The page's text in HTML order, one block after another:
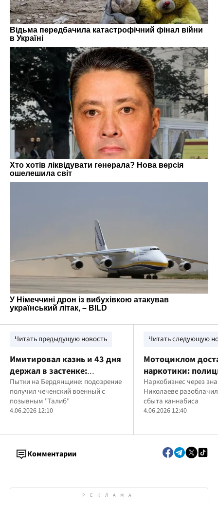
Читать предыдущую новость
Имитировал казнь и 43 дня
держал в застенке:
оккупанту из Чечни
сообщили о подозрении
Пытки на Бердянщине: подозрение
получил чеченский военный с
позывным "Талиб"
4.06.2026 12:10
Читать следующую
Мотоциклом
наркотики:
задержала
Николаева за
каннабиса
Наркобизнес через
Николаеве
сбыта каннабиса
4.06.2026 12:40
Комментарии